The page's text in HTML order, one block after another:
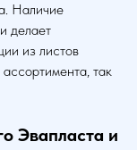
Наличие
делает
из листов
так
Эвапласта и